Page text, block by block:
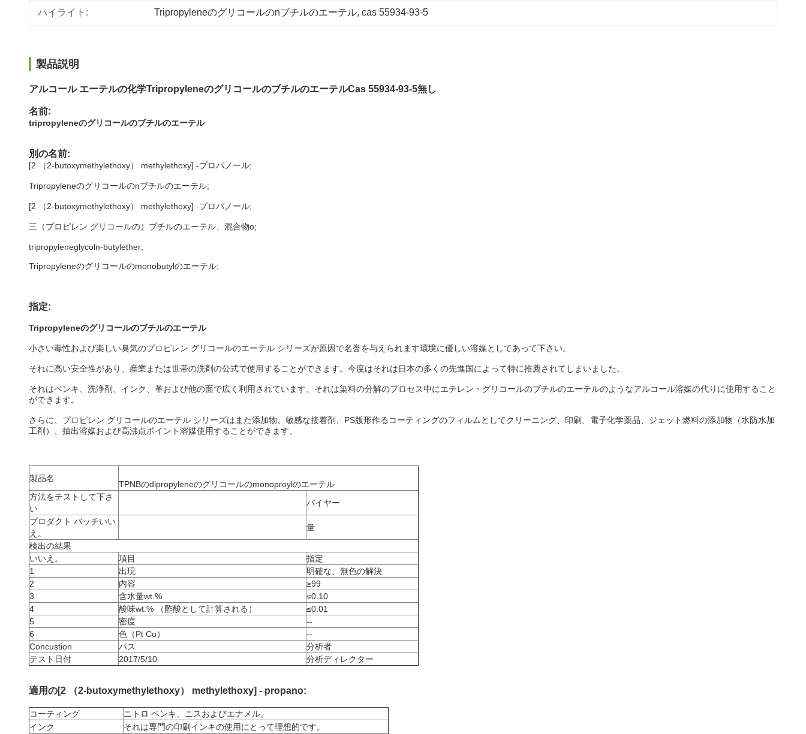
ハイライト: Tripropyleneのグリコールのnブチルのエーテル, cas 55934-93-5
製品説明
アルコール エーテルの化学TripropyleneのグリコールのブチルのエーテルCas 55934-93-5無し
名前:
tripropyleneのグリコールのブチルのエーテル
別の名前:
[2 （2-butoxymethylethoxy） methylethoxy] -プロパノール;
Tripropyleneのグリコールのnブチルのエーテル;
[2 （2-butoxymethylethoxy） methylethoxy] -プロパノール;
三（プロピレン グリコールの）ブチルのエーテル、混合物o;
tripropyleneglycoln-butylether;
Tripropyleneのグリコールのmonobutylのエーテル;
指定:
Tripropyleneのグリコールのブチルのエーテル
小さい毒性および楽しい臭気のプロピレン グリコールのエーテル シリーズが原因で名誉を与えられます環境に優しい溶媒としてあって下さい。
それに高い安全性があり、産業または世帯の洗剤の公式で使用することができます。今度はそれは日本の多くの先進国によって特に推薦されてしまいました。
それはペンキ、洗浄剤、インク、革および他の面で広く利用されています。それは染料の分解のプロセス中にエチレン・グリコールのブチルのエーテルのようなアルコール溶媒の代りに使用すること
ができます。
さらに、プロピレン グリコールのエーテル シリーズはまた添加物、敏感な接着剤、PS版形作るコーティングのフィルムとしてクリーニング、印刷、電子化学薬品、ジェット燃料の添加物（水防水加
工剤）、抽出溶媒および高沸点ポイント溶媒使用することができます。
製品名
TPNBのdipropyleneのグリコールのmonoproylのエーテル
方法をテストして下さ
い
バイヤー
プロダクト バッチいい
え。
量
検出の結果
いいえ。
項目
指定
1
出現
明確な、無色の解決
2
内容
≥99
3
含水量wt.%
≤0.10
4
酸味wt.% （酢酸として計算される）
≤0.01
5
密度
--
6
色（Pt Co）
--
Concustion
パス
分析者
テスト日付
2017/5/10 分析ディレクター
適用の[2 （2-butoxymethylethoxy） methylethoxy] - propano:
コーティング
ニトロ ペンキ、ニスおよびエナメル。
インク
それは専門の印刷インキの使用にとって理想的です。